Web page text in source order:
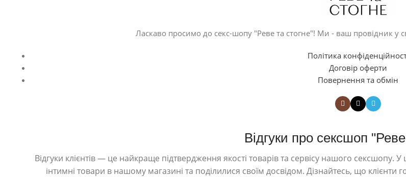
Ласкаво просимо до секс-шопу "Реве та стогне"! Ми - ваш провідник у
Політика
Договір оферти
Повернення та обмін
Відгуки про сексшоп
Відгуки клієнтів — це найкраще підтвердження якості товарів та сервісу нашого сексшопу.
інтимні товари в нашому магазині та поділилися своїм досвідом. Дізнайтесь, що клієнти